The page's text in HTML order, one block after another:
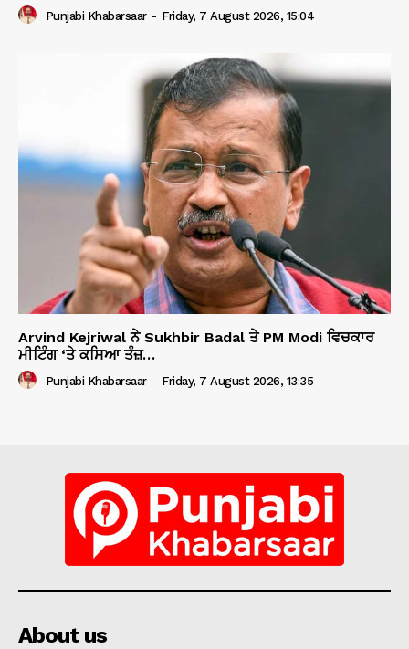
Punjabi Khabarsaar - Friday, 7 August 2026, 15:04
Arvind Kejriwal ਨੇ Sukhbir Badal ਤੇ PM Modi ਵਿਚਕਾਰ
ਮੀਟਿੰਗ ‘ਤੇ ਕਸਿਆ ਤੰਜ਼…
Punjabi Khabarsaar - Friday, 7 August 2026, 13:35
About us